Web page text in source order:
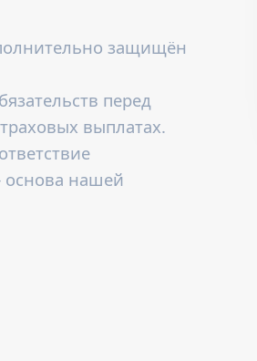
защищён
перед
выплатах.
нашей